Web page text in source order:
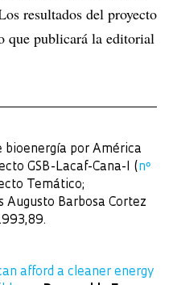
resultados del proyecto
que publicará la editorial
bioenergía por América
GSB-Lacaf-Cana-I ( nº
Temático;
Augusto Barbosa Cortez
afford a cleaner energy